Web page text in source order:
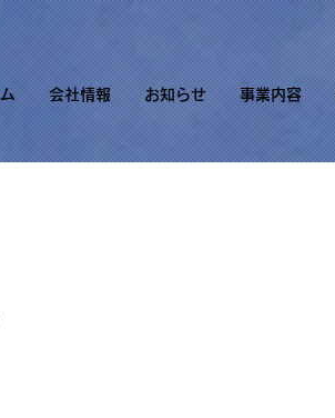
会社情報 お知らせ 事業内容